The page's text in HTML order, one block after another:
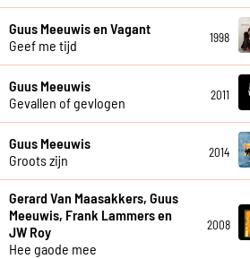
Guus Meeuwis en Vagant
Geef me tijd
1998
Guus Meeuwis
Gevallen of gevlogen
2011
Guus Meeuwis
Groots zijn
2014
Gerard Van Maasakkers, Guus
Meeuwis, Frank Lammers en
JW Roy
Hee gaode mee
2008